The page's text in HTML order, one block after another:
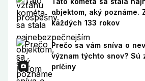
objektom, aký poznáme.
každých 133 rokov
Prečo sa vám sníva o
význam týchto snov? Sú
príčiny